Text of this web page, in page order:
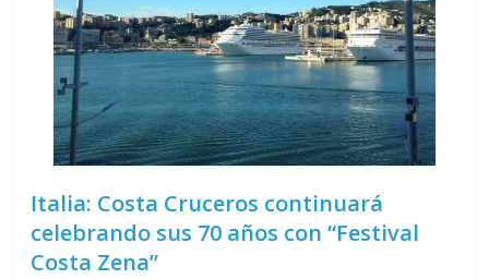
Italia: Costa Cruceros continuará
celebrando sus 70 años con “Festival
Costa Zena”